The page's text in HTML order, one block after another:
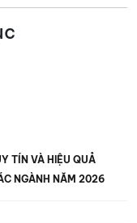
TÍN VÀ HIỆU QUẢ
NGÀNH NĂM 2026